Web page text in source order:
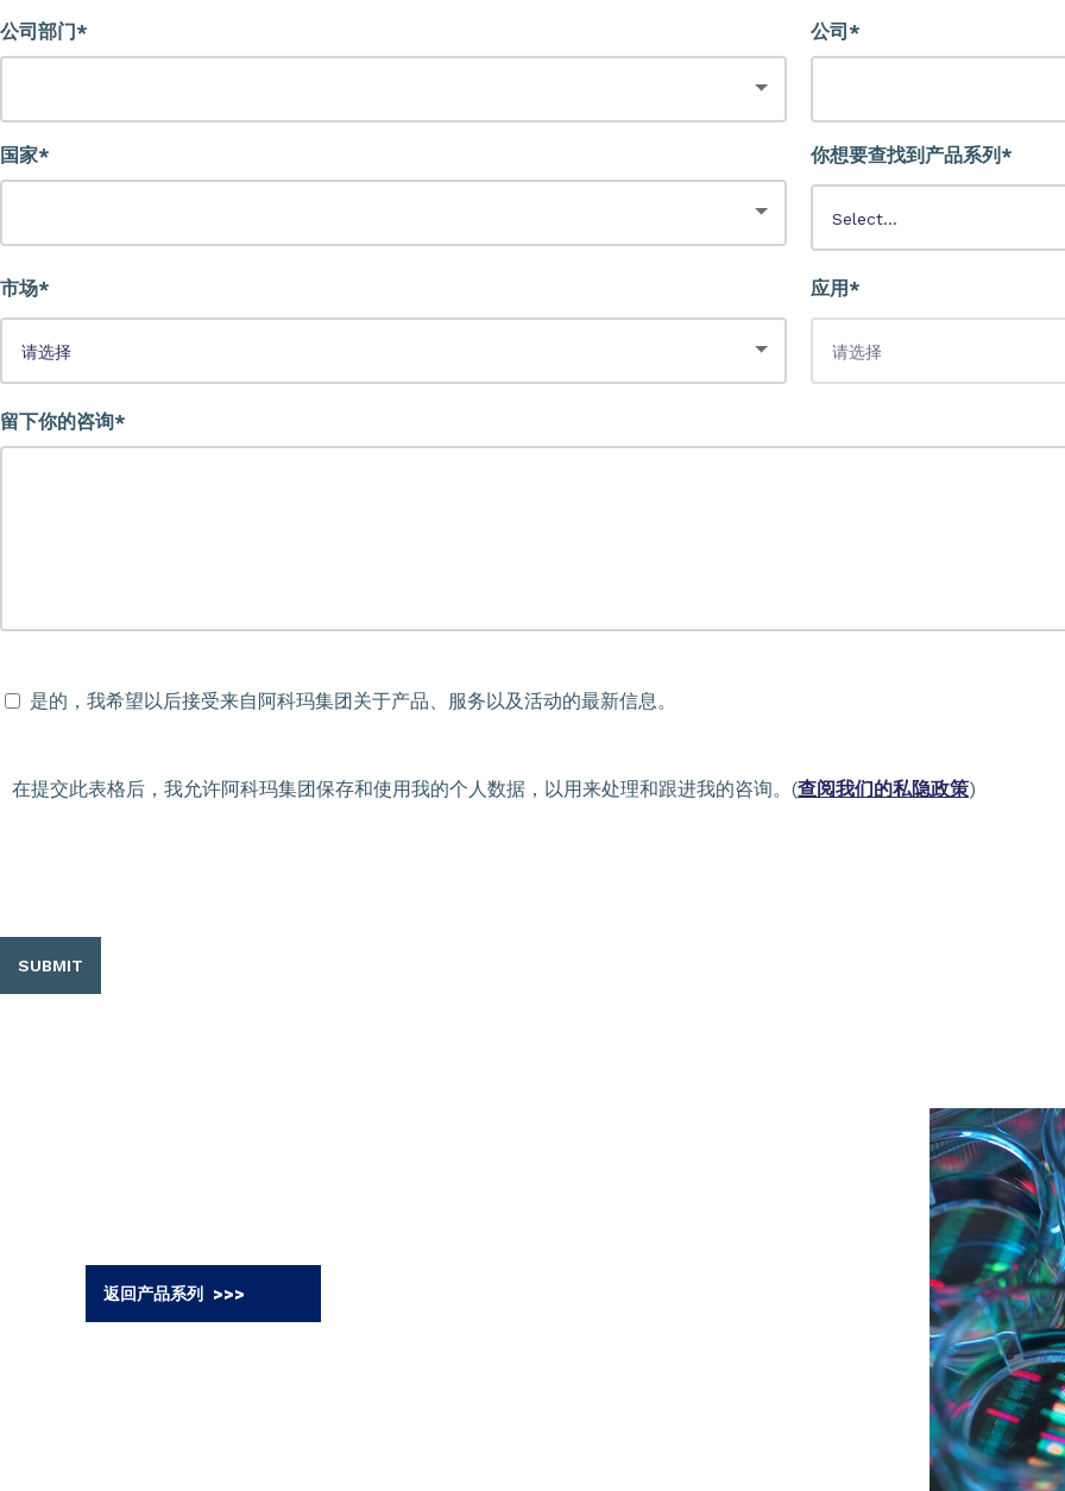
公司部门* 公司*
国家* 你想要查找到产品系列*
市场* 应用*
留下你的咨询*
是的，我希望以后接受来自阿科玛集团关于产品、服务以及活动的最新信息。
在提交此表格后，我允许阿科玛集团保存和使用我的个人数据，以用来处理和跟进我的咨询。(查阅我们的私隐政策)
SUBMIT
返回产品系列 >>>